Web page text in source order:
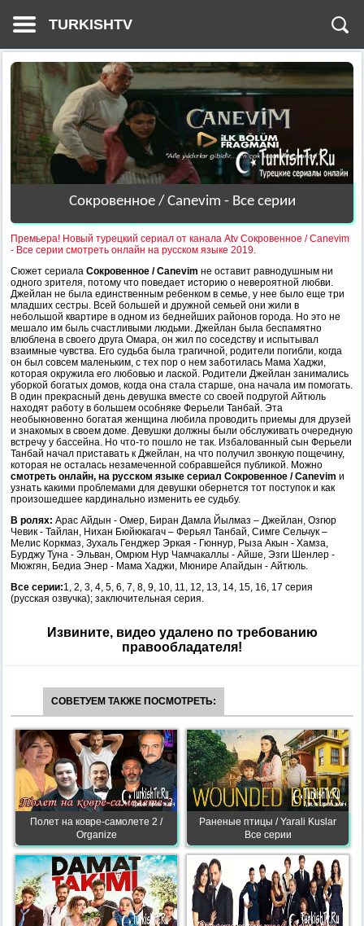
TURKISHTV
Сокровенное / Canevim - Все серии
Премьера! Новый турецкий сериал от канала Atv Сокровенное / Canevim
- Все серии смотреть онлайн на русском языке 2019.
Сюжет сериала Сокровенное / Canevim не оставит равнодушным ни
одного зрителя, потому что поведает историю о невероятной любви.
Джейлан не была единственным ребенком в семье, у нее было еще три
младших сестры. Всей большей и дружной семьей они жили в
небольшой квартире в одном из беднейших районов города. Но это не
мешало им быль счастливыми людьми. Джейлан была беспамятно
влюблена в своего друга Омара, он жил по соседству и испытывал
взаимные чувства. Его судьба была трагичной, родители погибли, когда
он был совсем маленьким, с тех пор о нем заботилась Мама Хаджи,
которая окружила его любовью и лаской. Родители Джейлан занимались
уборкой богатых домов, когда она стала старше, она начала им помогать.
В один прекрасный день девушка вместе со своей подругой Айтюль
находят работу в большем особняке Ферьели Танбай. Эта
необыкновенно богатая женщина любила проводить приемы для друзей
и знакомых в своем доме. Девушки должны были обслуживать очередную
встречу у бассейна. Но что-то пошло не так. Избалованный сын Ферьели
Танбай начал приставать к Джейлан, на что получил звонкую пощечину,
которая не осталась незамеченной собравшейся публикой. Можно
смотреть онлайн, на русском языке сериал Сокровенное / Canevim и
узнать какими проблемами для девушки обернется тот поступок и как
произошедшее кардинально изменить ее судьбу.
В ролях: Арас Айдын - Омер, Биран Дамла Йылмаз – Джейлан, Озгюр
Чевик - Тайлан, Нихан Бюйюкагач – Ферьял Танбай, Симге Сельчук –
Мелис Коркмаз, Зухаль Генджер Эркая - Гюннур, Рыза Акын - Хамза,
Бурджу Туна - Эльван, Омрюм Нур Чамчакаллы - Айше, Эзги Шенлер -
Мюжгян, Бедиа Энер - Мама Хаджи, Мюнире Апайдын - Айтюль.
Все серии:1, 2, 3, 4, 5, 6, 7, 8, 9, 10, 11, 12, 13, 14, 15, 16, 17 серия
(русская озвучка); заключительная серия.
Извините, видео удалено по требованию
правообладателя!
СОВЕТУЕМ ТАКЖЕ ПОСМОТРЕТЬ:
Полет на ковре-самолете 2 /
Organize
Раненые птицы / Yarali Kuslar
Все серии